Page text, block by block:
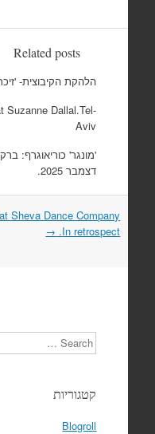
Related posts
הלהקת הקיבוצית-
Suzanne Dallal.Tel-
Aviv
'מונגר' כוריאוגרף:
דצמבר 2025.
Post
navigation
Sheva Dance Company
In retrospect.
→
Search
קטגוריות
Blogroll